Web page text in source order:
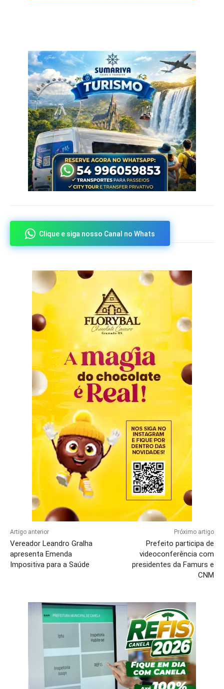
Clique e siga nosso Canal no Whats
Artigo anterior
Vereador Leandro Gralha
apresenta Emenda
Impositiva para a Saúde
Próximo artigo
Prefeito participa de
videoconferência com
presidentes da Famurs e
CNM